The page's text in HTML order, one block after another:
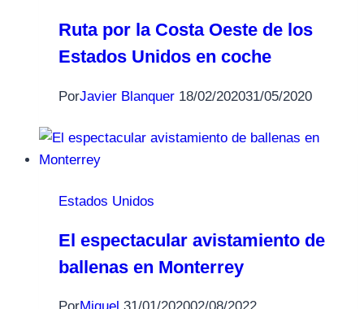
Ruta por la Costa Oeste de los
Estados Unidos en coche
PorJavier Blanquer 18/02/202031/05/2020
Estados Unidos
El espectacular avistamiento de
ballenas en Monterrey